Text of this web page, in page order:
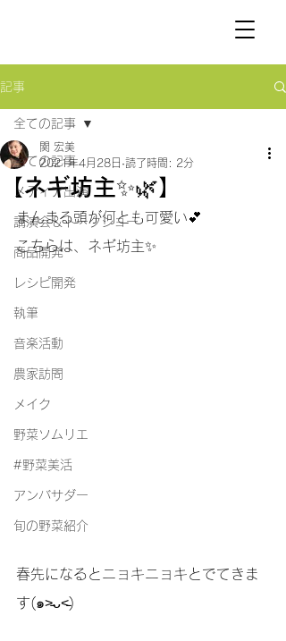
記事
全ての記事
メディア出演
講演会＆トークショー
商品開発
レシピ開発
執筆
音楽活動
農家訪問
メイク
野菜ソムリエ
#野菜美活
アンバサダー
旬の野菜紹介
全ての記事
【ネギ坊主✨🌿】
関 宏美
2021年4月28日 読了時間: 2分
まんまる頭が何とも可愛い💕
こちらは、ネギ坊主✨
春先になるとニョキニョキとでてきま
す(๑˃̵ᴗ˂̵)